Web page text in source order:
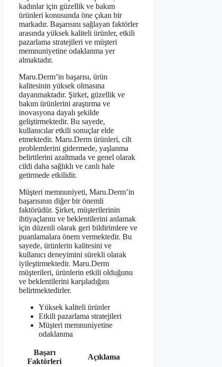
kadınlar için güzellik ve bakım
ürünleri konusunda öne çıkan bir
markadır. Başarısını sağlayan faktörler
arasında yüksek kaliteli ürünler, etkili
pazarlama stratejileri ve müşteri
memnuniyetine odaklanma yer
almaktadır.
Maru.Derm’in başarısı, ürün
kalitesinin yüksek olmasına
dayanmaktadır. Şirket, güzellik ve
bakım ürünlerini araştırma ve
inovasyona dayalı şekilde
geliştirmektedir. Bu sayede,
kullanıcılar etkili sonuçlar elde
etmektedir. Maru.Derm ürünleri, cilt
problemlerini gidermede, yaşlanma
belirtilerini azaltmada ve genel olarak
cildi daha sağlıklı ve canlı hale
getirmede etkilidir.
Müşteri memnuniyeti, Maru.Derm’in
başarısının diğer bir önemli
faktörüdür. Şirket, müşterilerinin
ihtiyaçlarını ve beklentilerini anlamak
için düzenli olarak geri bildirimlere ve
puanlamalara önem vermektedir. Bu
sayede, ürünlerin kalitesini ve
kullanıcı deneyimini sürekli olarak
iyileştirmektedir. Maru.Derm
müşterileri, ürünlerin etkili olduğunu
ve beklentilerini karşıladığını
belirtmektedirler.
Yüksek kaliteli ürünler
Etkili pazarlama stratejileri
Müşteri memnuniyetine
odaklanma
Başarı
Faktörleri
Açıklama